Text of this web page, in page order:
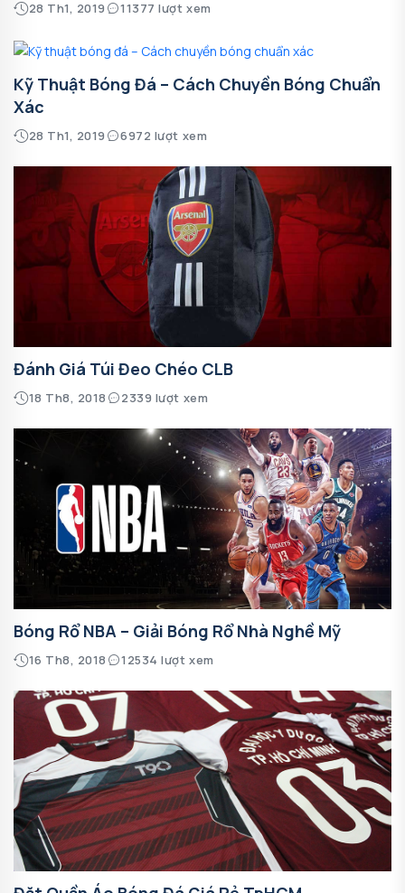
28 Th1, 2019 11377 lượt xem
Kỹ Thuật Bóng Đá – Cách Chuyền Bóng Chuẩn
Xác
28 Th1, 2019 6972 lượt xem
Đánh Giá Túi Đeo Chéo CLB
18 Th8, 2018 2339 lượt xem
Bóng Rổ NBA – Giải Bóng Rổ Nhà Nghề Mỹ
16 Th8, 2018 12534 lượt xem